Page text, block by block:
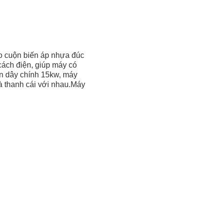
cuộn biến áp nhựa đúc
điện, giúp máy có
dây chính 15kw, máy
thanh cái với nhau.Máy